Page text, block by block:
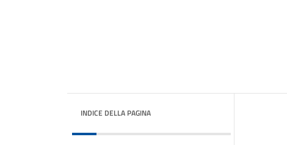
INDICE DELLA PAGINA